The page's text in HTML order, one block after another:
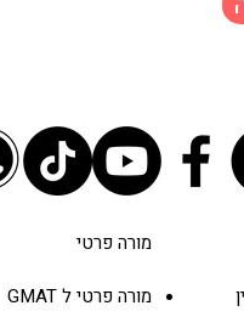
החדש: כל מה
מורה פרטי
מורה פרטי לGMAT